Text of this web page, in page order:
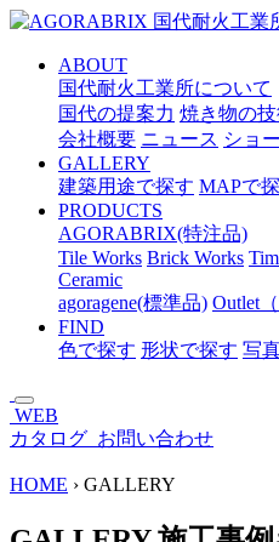
メ
ABOUT
国代耐火工業所について
国代の提案力 焼き物の
会社概要 ニュース ショ
GALLERY
建築用途で探す MAPで
PRODUCTS
AGORABRIX(特注品)
Tile Works Brick Works
Ceramic
agoragene(標準品) Outlet
FIND
色で探す 形状で探す 写
WEB
カタログ お問い合わせ
HOME › GALLERY